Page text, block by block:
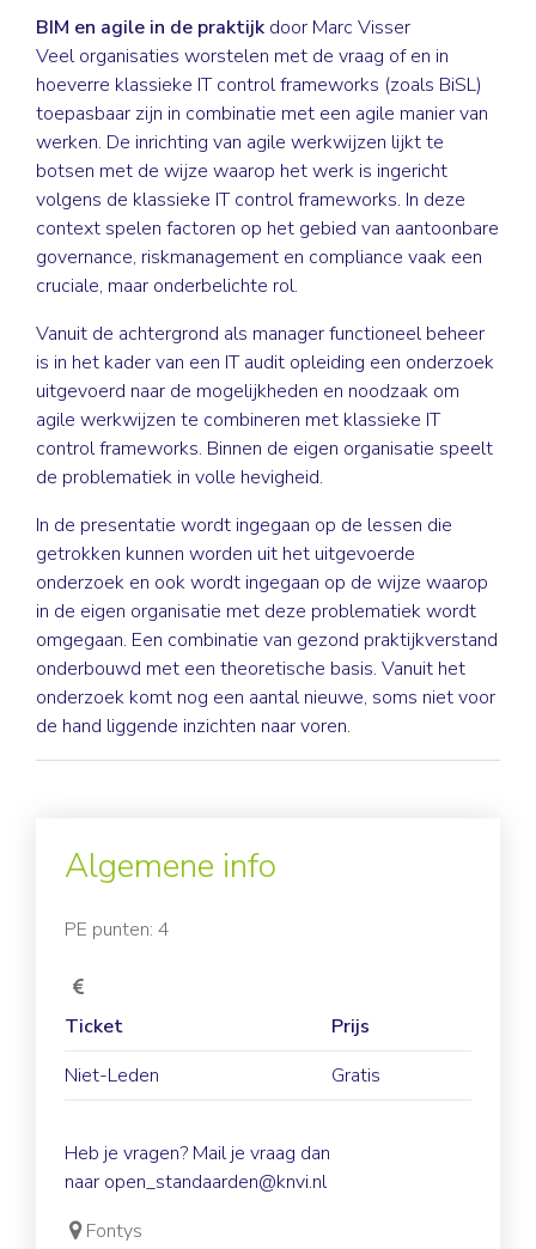
BIM en agile in de praktijk door Marc Visser
Veel organisaties worstelen met de vraag of en in
hoeverre klassieke IT control frameworks (zoals BiSL)
toepasbaar zijn in combinatie met een agile manier van
werken. De inrichting van agile werkwijzen lijkt te
botsen met de wijze waarop het werk is ingericht
volgens de klassieke IT control frameworks. In deze
context spelen factoren op het gebied van aantoonbare
governance, riskmanagement en compliance vaak een
cruciale, maar onderbelichte rol.
Vanuit de achtergrond als manager functioneel beheer
is in het kader van een IT audit opleiding een onderzoek
uitgevoerd naar de mogelijkheden en noodzaak om
agile werkwijzen te combineren met klassieke IT
control frameworks. Binnen de eigen organisatie speelt
de problematiek in volle hevigheid.
In de presentatie wordt ingegaan op de lessen die
getrokken kunnen worden uit het uitgevoerde
onderzoek en ook wordt ingegaan op de wijze waarop
in de eigen organisatie met deze problematiek wordt
omgegaan. Een combinatie van gezond praktijkverstand
onderbouwd met een theoretische basis. Vanuit het
onderzoek komt nog een aantal nieuwe, soms niet voor
de hand liggende inzichten naar voren.
Algemene info
PE punten: 4
Ticket
Prijs
Niet-Leden
Gratis
Heb je vragen? Mail je vraag dan
naar open_standaarden@knvi.nl
Fontys